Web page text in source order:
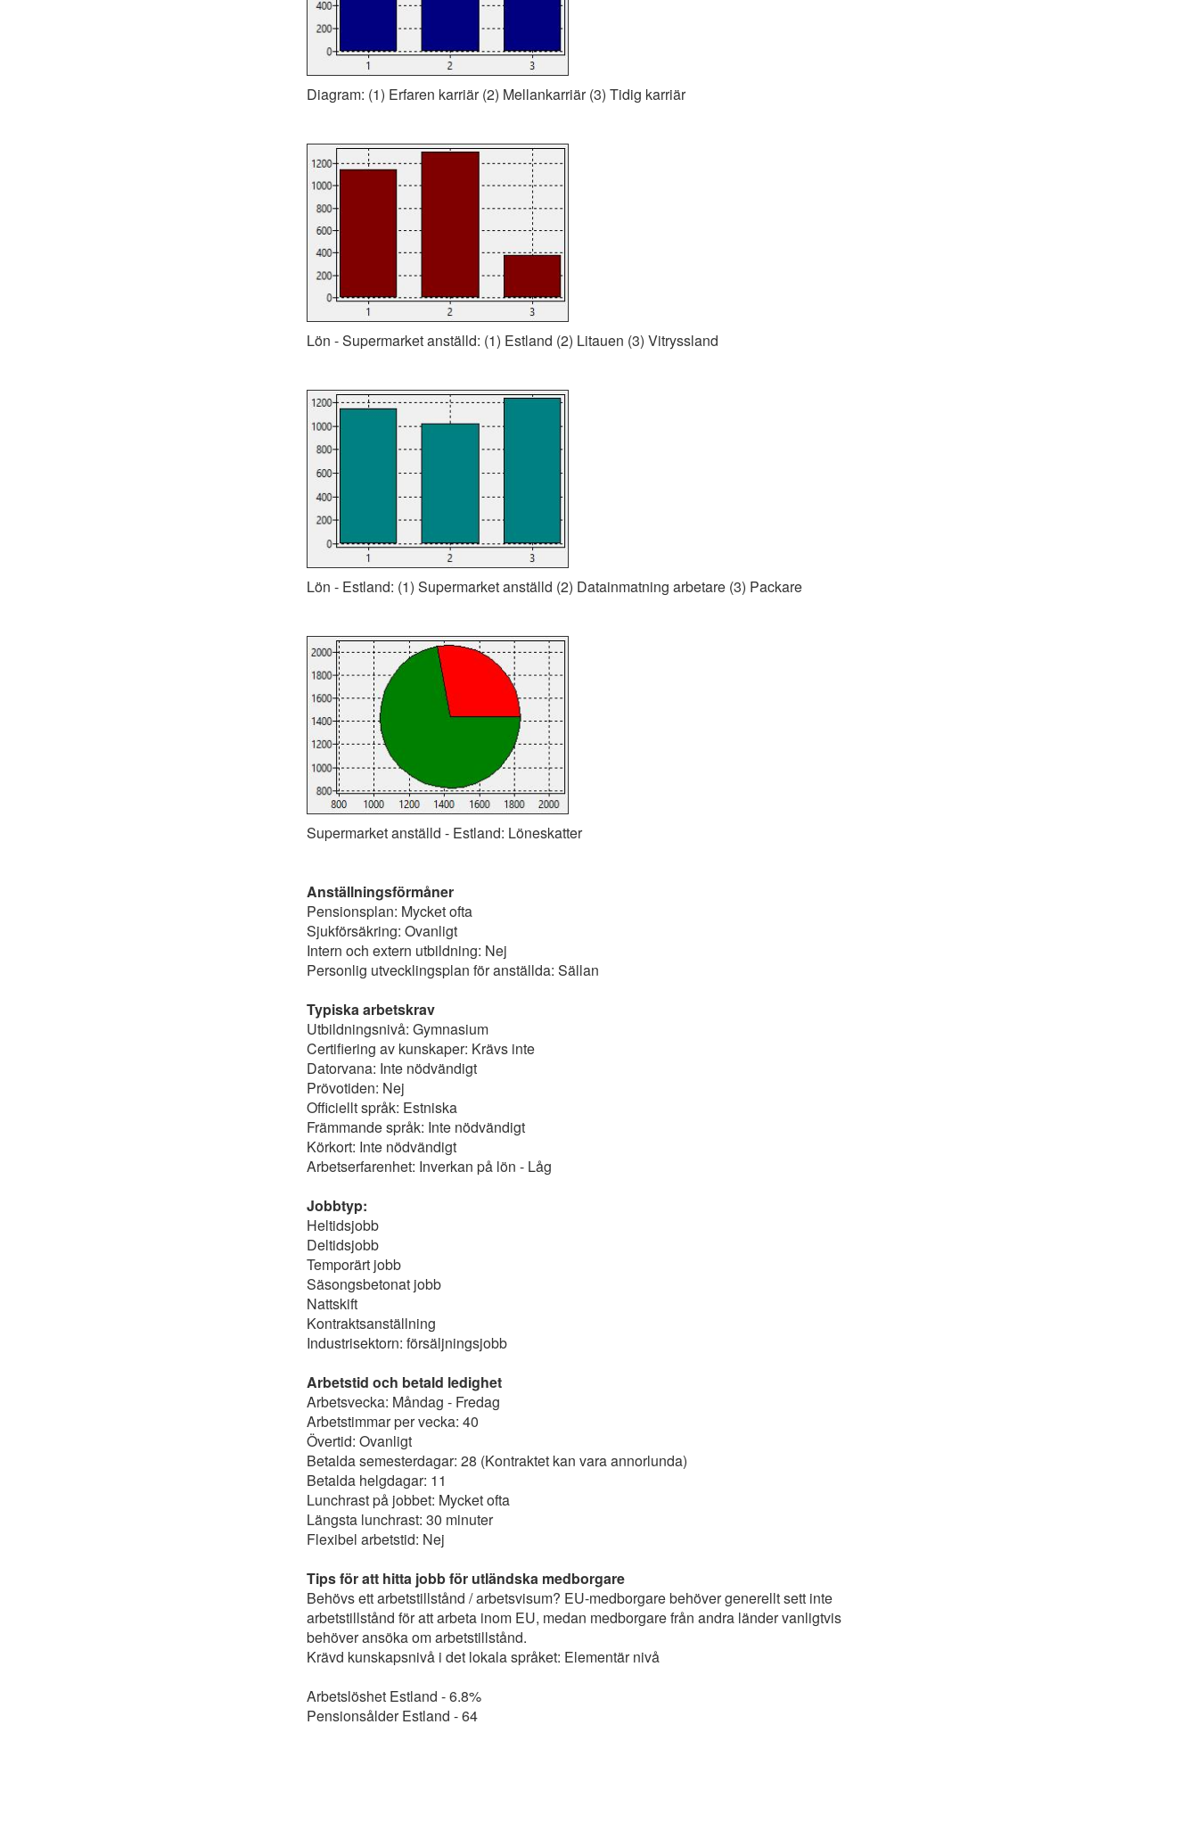
Diagram: (1) Erfaren karriär (2) Mellankarriär (3) Tidig karriär
Lön - Supermarket anställd: (1) Estland (2) Litauen (3) Vitryssland
Lön - Estland: (1) Supermarket anställd (2) Datainmatning arbetare (3) Packare
Supermarket anställd - Estland: Löneskatter
Anställningsförmåner
Pensionsplan: Mycket ofta
Sjukförsäkring: Ovanligt
Intern och extern utbildning: Nej
Personlig utvecklingsplan för anställda: Sällan
Typiska arbetskrav
Utbildningsnivå: Gymnasium
Certifiering av kunskaper: Krävs inte
Datorvana: Inte nödvändigt
Prövotiden: Nej
Officiellt språk: Estniska
Främmande språk: Inte nödvändigt
Körkort: Inte nödvändigt
Arbetserfarenhet: Inverkan på lön - Låg
Jobbtyp:
Heltidsjobb
Deltidsjobb
Temporärt jobb
Säsongsbetonat jobb
Nattskift
Kontraktsanställning
Industrisektorn: försäljningsjobb
Arbetstid och betald ledighet
Arbetsvecka: Måndag - Fredag
Arbetstimmar per vecka: 40
Övertid: Ovanligt
Betalda semesterdagar: 28 (Kontraktet kan vara annorlunda)
Betalda helgdagar: 11
Lunchrast på jobbet: Mycket ofta
Längsta lunchrast: 30 minuter
Flexibel arbetstid: Nej
Tips för att hitta jobb för utländska medborgare
Behövs ett arbetstillstånd / arbetsvisum? EU-medborgare behöver generellt sett inte
arbetstillstånd för att arbeta inom EU, medan medborgare från andra länder vanligtvis
behöver ansöka om arbetstillstånd.
Krävd kunskapsnivå i det lokala språket: Elementär nivå
Arbetslöshet Estland - 6.8%
Pensionsålder Estland - 64